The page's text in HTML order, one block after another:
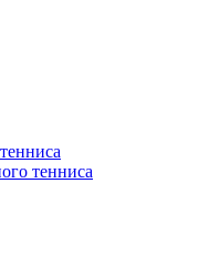
тенниса